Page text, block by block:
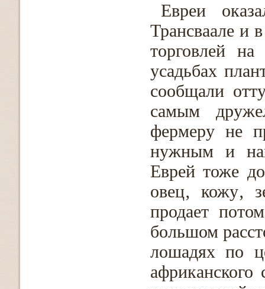
Евреи
Трансваале и
торговлей
усадьбах
сообщали
самым
фермеру не
нужным и
Еврей тоже
овец‚ кожу‚
продает
большом
лошадях по
африканского